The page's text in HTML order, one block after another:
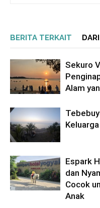
BERITA TERKAIT
Sekuro
Alam
Espark
dan
Cocok
Anak